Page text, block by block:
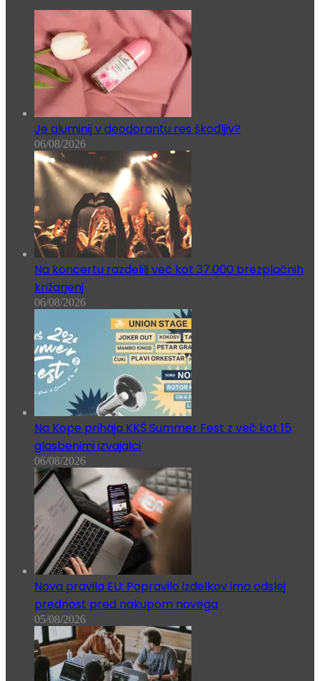
Je aluminij v deodorantu res škodljiv?
06/08/2026
Na koncertu razdelili več kot 37.000 brezplačnih
križarjenj
Na Kope prihaja KKŠ Summer Fest z več kot 15
glasbenimi izvajalci
06/08/2026
Nova pravila EU: Popravilo izdelkov ima odslej
prednost pred nakupom novega
05/08/2026